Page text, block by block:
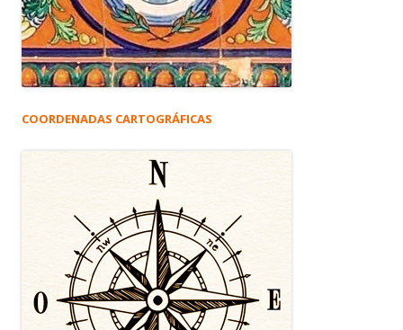
COORDENADAS CARTOGRÁFICAS